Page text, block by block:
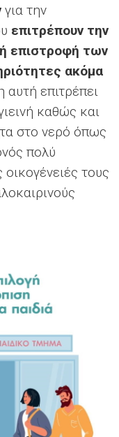
για την
επιτρέπουν την
επιστροφή των
ακόμα
επιτρέπει
καθώς και
στο νερό όπως
πολύ
οικογένειές τους